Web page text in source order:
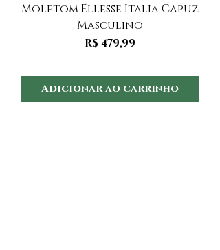
Moletom Ellesse Italia Capuz
Masculino
Preço
R$ 479,99
Adicionar ao carrinho